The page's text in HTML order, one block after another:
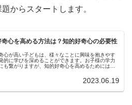
からスタートします。
奇心を高める方法は？知的好奇心の必要性
心が高い子どもは、様々なことに興味を抱きやす
的に学びを深めることができます。お子様の学力
も繋がりますが、知的好奇心を高めるためには、
2023.06.19